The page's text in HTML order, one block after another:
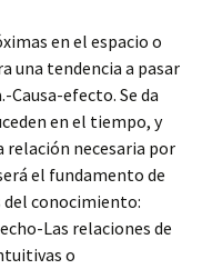
en el espacio o
una tendencia a pasar
Causa-efecto. Se da
en el tiempo, y
relación necesaria por
el fundamento de
conocimiento:
Las relaciones de
o